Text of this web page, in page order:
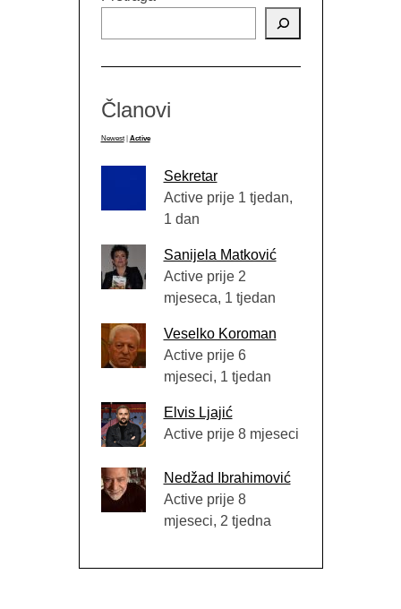
Članovi
Newest Active
Sekretar
Active prije 1 tjedan,
1 dan
Sanijela Matković
Active prije 2
mjeseca, 1 tjedan
Veselko Koroman
Active prije 6
mjeseci, 1 tjedan
Elvis Ljajić
Active prije 8 mjeseci
Nedžad Ibrahimović
Active prije 8
mjeseci, 2 tjedna